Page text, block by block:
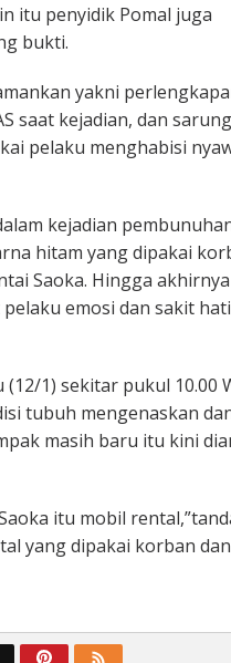
itu penyidik Pomal juga
bukti.
yakni
saat kejadian, dan
pelaku menghabisi
kejadian
hitam yang dipakai
Saoka. Hingga
emosi dan sakit
1) sekitar pukul 10.00
tubuh mengenaskan
masih baru itu kini
itu mobil
yang dipakai korban